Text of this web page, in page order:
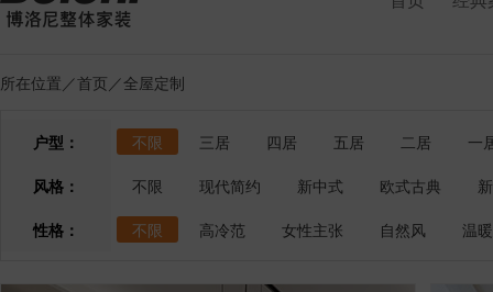
所在位置／首页 ／全屋定制
户型： 不限 三居 四居 五居 二居
一
风格：
不限 现代简约 新中式 欧式古典
性格：
不限 高冷范 女性主张 自然风 温